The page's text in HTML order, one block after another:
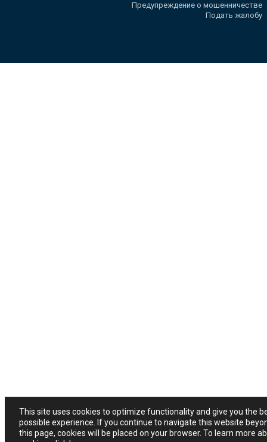
Предупреждение о мошенничестве
Подать жалобу
This site uses cookies to optimize functionality and give you the
possible experience. If you continue to navigate this website
this page, cookies will be placed on your browser. To learn more